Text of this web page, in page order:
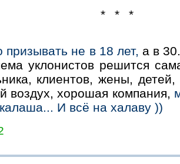
* * *
не в 18 лет, а в
уклонистов решится
клиентов, жены,
воздух, хорошая компания,
И всё на халаву ))